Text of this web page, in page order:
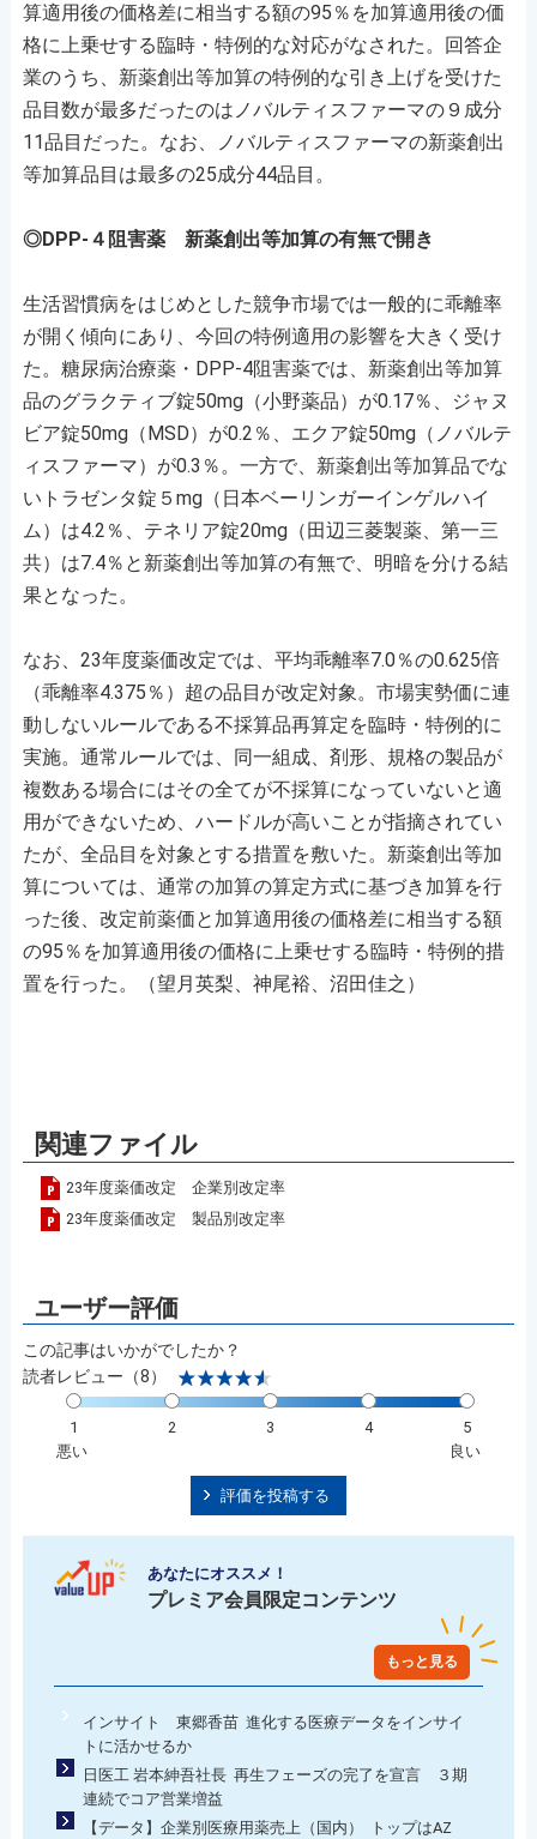
算適用後の価格差に相当する額の95％を加算適用後の価
格に上乗せする臨時・特例的な対応がなされた。回答企
業のうち、新薬創出等加算の特例的な引き上げを受けた
品目数が最多だったのはノバルティスファーマの９成分
11品目だった。なお、ノバルティスファーマの新薬創出
等加算品目は最多の25成分44品目。
◎DPP-４阻害薬 新薬創出等加算の有無で開き
生活習慣病をはじめとした競争市場では一般的に乖離率
が開く傾向にあり、今回の特例適用の影響を大きく受け
た。糖尿病治療薬・DPP-4阻害薬では、新薬創出等加算
品のグラクティブ錠50mg（小野薬品）が0.17％、ジャヌ
ビア錠50mg（MSD）が0.2％、エクア錠50mg（ノバルテ
ィスファーマ）が0.3％。一方で、新薬創出等加算品でな
いトラゼンタ錠５mg（日本ベーリンガーインゲルハイ
ム）は4.2％、テネリア錠20mg（田辺三菱製薬、第一三
共）は7.4％と新薬創出等加算の有無で、明暗を分ける結
果となった。
なお、23年度薬価改定では、平均乖離率7.0％の0.625倍
（乖離率4.375％）超の品目が改定対象。市場実勢価に連
動しないルールである不採算品再算定を臨時・特例的に
実施。通常ルールでは、同一組成、剤形、規格の製品が
複数ある場合にはその全てが不採算になっていないと適
用ができないため、ハードルが高いことが指摘されてい
たが、全品目を対象とする措置を敷いた。新薬創出等加
算については、通常の加算の算定方式に基づき加算を行
った後、改定前薬価と加算適用後の価格差に相当する額
の95％を加算適用後の価格に上乗せする臨時・特例的措
置を行った。（望月英梨、神尾裕、沼田佳之）
関連ファイル
23年度薬価改定 企業別改定率
23年度薬価改定 製品別改定率
この記事はいかがでしたか？
読者レビュー（8）
1 2 3 4
5
悪い
良い
評価を投稿する
あなたにオススメ！
プレミア会員限定コンテンツ
もっと見る
インサイト 東郷香苗 進化する医療データをインサイ
トに活かせるか
日医工 岩本紳吾社長 再生フェーズの完了を宣言 ３期
連続でコア営業増益
【データ】企業別医療用薬売上（国内） トップはAZ